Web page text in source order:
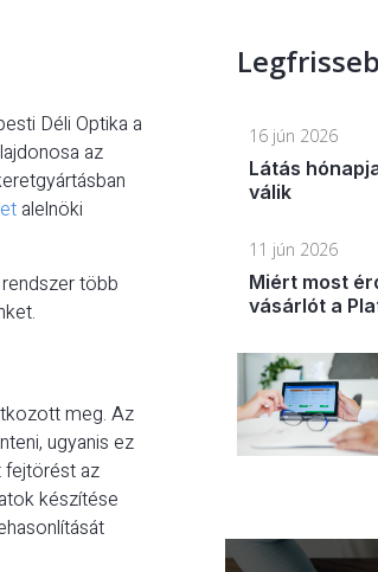
Déli Optika a
az
alelnöki
több
meg. Az
ugyanis ez
az
készítése
16 jún 2026
Látás
válik
11 jún 2026
Miért most
vásárlót a